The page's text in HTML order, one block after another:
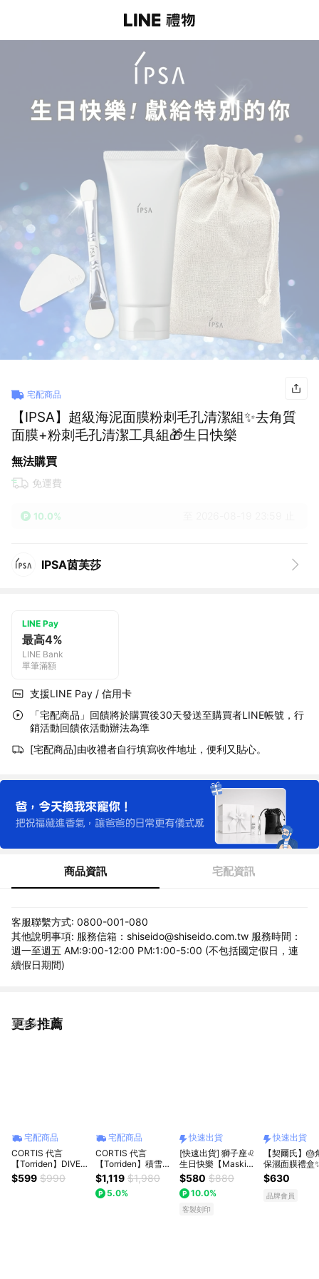
宅配商品
【IPSA】超級海泥面膜粉刺毛孔清潔組✨去角質
面膜+粉刺毛孔清潔工具組🎁生日快樂
無法購買
免運費
10.0%
IPSA茵芙莎
LINE Pay
最高4%
LINE Bank
單筆滿額
支援LINE Pay / 信用卡
「宅配商品」回饋將於購買後30天發送至購買者LINE帳號，行
銷活動回饋依活動辦法為準
[宅配商品]由收禮者自行填寫收件地址，便利又貼心。
商品資訊 宅配資訊
客服聯繫方式: 0800-001-080
其他說明事項: 服務信箱：shiseido@shiseido.com.tw 服務時間：
週一至週五 AM:9:00-12:00 PM:1:00-5:00 (不包括國定假日，連
續假日期間)
更多推薦
看更多
宅配商品
CORTIS 代言
【Torriden】DIVE-
IN 5D 微分子玻尿酸
保濕面膜 10 入
$599 $990
宅配商品
CORTIS 代言
【Torriden】積雪草
舒緩面膜 10 入+棉
片組
$1,119 $1,980
5.0%
快速出貨
[快速出貨] 獅子座♌
生日快樂【Masking
膜靚】[收禮者可自
選] 面膜 7片裝｜客
製卡片 生日 閨蜜 女
友 朋友 禮物 保養 漂
$580 $880
10.0%
客製刻印
快速出貨
【契爾氏】🎂
保濕面膜禮盒
座生日快樂｜
禮物獨家[快
$630
品牌會員